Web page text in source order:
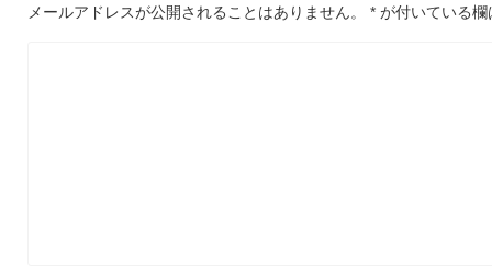
メールアドレスが公開されることはありません。 * が付いている